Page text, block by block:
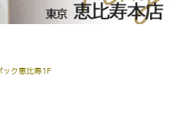
ク恵比寿1F